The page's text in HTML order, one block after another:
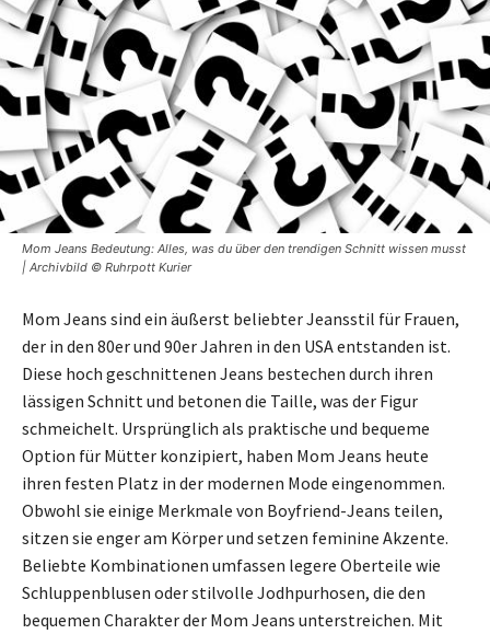
Mom Jeans Bedeutung: Alles, was du über den trendigen Schnitt wissen musst
| Archivbild © Ruhrpott Kurier
Mom Jeans sind ein äußerst beliebter Jeansstil für Frauen,
der in den 80er und 90er Jahren in den USA entstanden ist.
Diese hoch geschnittenen Jeans bestechen durch ihren
lässigen Schnitt und betonen die Taille, was der Figur
schmeichelt. Ursprünglich als praktische und bequeme
Option für Mütter konzipiert, haben Mom Jeans heute
ihren festen Platz in der modernen Mode eingenommen.
Obwohl sie einige Merkmale von Boyfriend-Jeans teilen,
sitzen sie enger am Körper und setzen feminine Akzente.
Beliebte Kombinationen umfassen legere Oberteile wie
Schluppenblusen oder stilvolle Jodhpurhosen, die den
bequemen Charakter der Mom Jeans unterstreichen. Mit